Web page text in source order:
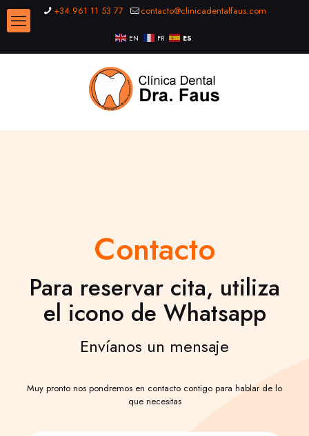
+34 961 11 53 77 contacto@clinicadentalfaus.com
EN FR ES
Contacto
Para reservar cita, utiliza
el icono de Whatsapp
Envíanos un mensaje
Muy pronto nos pondremos en contacto contigo para hablar de lo
que necesitas